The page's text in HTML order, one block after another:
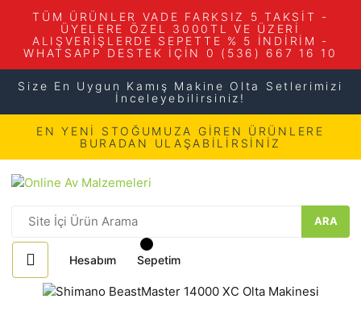
TÜM ÜRÜNLER VADE FARKSIZ 5 TAKSİT -
ÜYELERE ÖZEL 3000TL VE ÜZERİ
ALIŞVERİŞLERDE SEPETTE % 5 İNDİRİM -
WHATSAPP DESTEK İÇİN 0 (536) 667 16 10
Size En Uygun Kamış Makine Olta Setlerimizi
İnceleyebilirsiniz!
EN YENİ STOĞUMUZA GİREN ÜRÜNLERE
BURADAN ULAŞABİLİRSİNİZ
ARA
Hesabım Sepetim